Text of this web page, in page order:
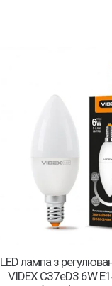
LED лампа з
VIDEX C37eD3 6W